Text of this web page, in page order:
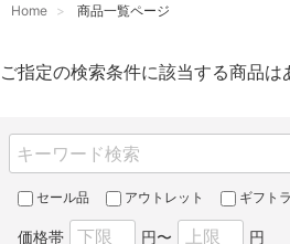
Home 商品一覧ページ
ご指定の検索条件に該当する商品は
セール品 アウトレット ギフト
価格帯 円〜 円